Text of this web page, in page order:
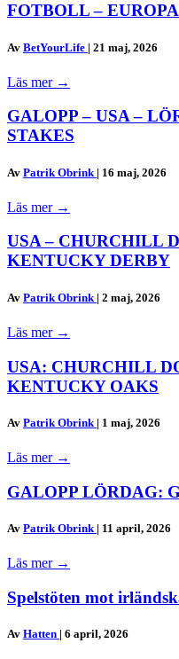
FOTBOLL –
Av BetYourLife | 21 maj, 2026
Läs mer →
GALOPP – USA –
STAKES
Av Patrik Obrink | 16 maj, 2026
Läs mer →
USA – CHURCHILL
KENTUCKY DERBY
Av Patrik Obrink | 2 maj, 2026
Läs mer →
USA: CHURCHILL
KENTUCKY OAKS
Av Patrik Obrink | 1 maj, 2026
Läs mer →
GALOPP LÖRDAG:
Av Patrik Obrink | 11 april, 2026
Läs mer →
Spelstöten mot
Av Hatten | 6 april, 2026